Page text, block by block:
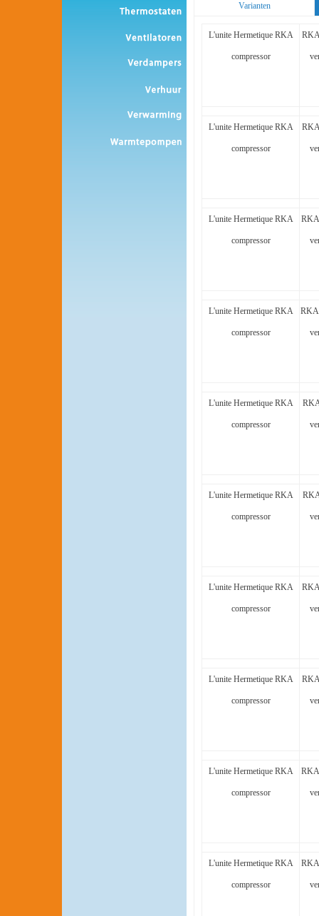
Varianten
L'unite Hermetique RKA
compressor
L'unite Hermetique RKA
compressor
L'unite Hermetique RKA
compressor
L'unite Hermetique RKA
compressor
L'unite Hermetique RKA
compressor
L'unite Hermetique RKA
compressor
L'unite Hermetique RKA
compressor
L'unite Hermetique RKA
compressor
L'unite Hermetique RKA
compressor
L'unite Hermetique RKA
compressor